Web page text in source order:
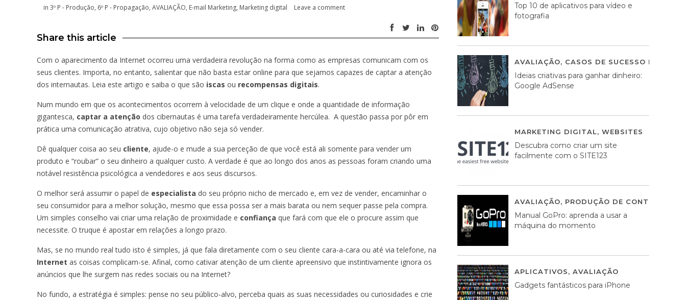
in 3º P - Produção, 6º P - Propagação, AVALIAÇÃO, E-mail Marketing, Marketing digital Leave a comment
Share this article
Com o aparecimento da Internet ocorreu uma verdadeira revolução na forma como as empresas comunicam com os
seus clientes. Importa, no entanto, salientar que não basta estar online para que sejamos capazes de captar a atenção
dos internautas. Leia este artigo e saiba o que são iscas ou recompensas digitais.
Num mundo em que os acontecimentos ocorrem à velocidade de um clique e onde a quantidade de informação
gigantesca, captar a atenção dos cibernautas é uma tarefa verdadeiramente hercúlea. A questão passa por pôr em
prática uma comunicação atrativa, cujo objetivo não seja só vender.
Dê qualquer coisa ao seu cliente, ajude-o e mude a sua perceção de que você está ali somente para vender um
produto e “roubar” o seu dinheiro a qualquer custo. A verdade é que ao longo dos anos as pessoas foram criando uma
notável resistência psicológica a vendedores e aos seus discursos.
O melhor será assumir o papel de especialista do seu próprio nicho de mercado e, em vez de vender, encaminhar o
seu consumidor para a melhor solução, mesmo que essa possa ser a mais barata ou nem sequer passe pela compra.
Um simples conselho vai criar uma relação de proximidade e confiança que fará com que ele o procure assim que
necessite. O truque é apostar em relações a longo prazo.
Mas, se no mundo real tudo isto é simples, já que fala diretamente com o seu cliente cara-a-cara ou até via telefone, na
Internet as coisas complicam-se. Afinal, como cativar atenção de um cliente apreensivo que instintivamente ignora os
anúncios que lhe surgem nas redes sociais ou na Internet?
No fundo, a estratégia é simples: pense no seu público-alvo, perceba quais as suas necessidades ou curiosidades e crie
Top 10 de aplicativos para vídeo e
fotografia
AVALIAÇÃO, CASOS DE SUCESSO DE
Ideias criativas para ganhar dinheiro:
Google AdSense
MARKETING DIGITAL, WEBSITES
Descubra como criar um site
facilmente com o SITE123
AVALIAÇÃO, PRODUÇÃO DE CONTEÚDOS
Manual GoPro: aprenda a usar a
máquina do momento
APLICATIVOS, AVALIAÇÃO
Gadgets fantásticos para iPhone